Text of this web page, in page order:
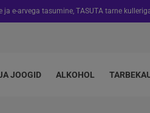
ja e-arvega tasumine, TASUTA tarne
JOOGID ALKOHOL